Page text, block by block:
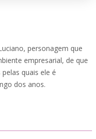
personagem que
empresarial, de que
quais ele é
dos anos.